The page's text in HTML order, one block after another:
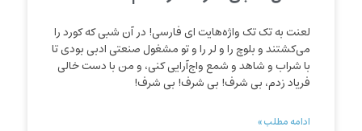
لعنت به تک تک واژه‌هایت‌ ای فارسی! در آن شبی که کورد را
می‌کشتند و بلوچ را و لر را و تو مشغول صنعتی ادبی بودی تا
با شراب و شاهد و شمع واج‌آرایی کنی، و من با دست خالی
فریاد زدم، بی شرف! بی شرف! بی شرف!
ادامه مطلب »